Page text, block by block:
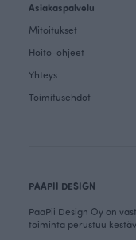
Asiakaspalvelu
Mitoitukset
Hoito-ohjeet
Yhteys
Toimitusehdot
PAAPII DESIGN
PaaPii Design Oy on
toiminta perustuu